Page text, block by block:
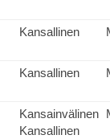
Kansallinen
Kansallinen
Kansainvälinen
Kansallinen